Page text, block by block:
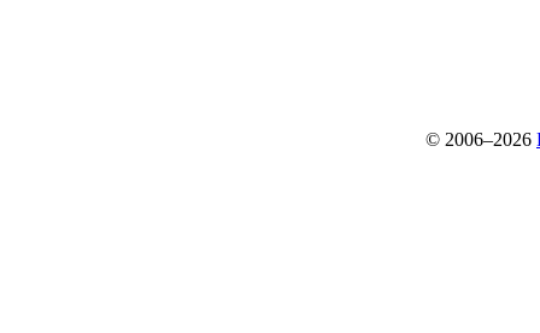
© 2006–2026